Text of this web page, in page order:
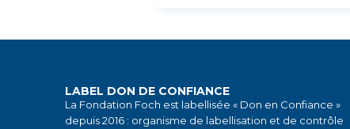
LABEL DON DE CONFIANCE
La Fondation Foch est labellisée « Don en Confiance »
depuis 2016 : organisme de labellisation et de contrôle